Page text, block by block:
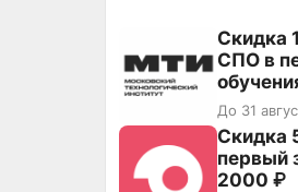
Скидка
СПО в
До 31
Скидка
первый
2000 ₽